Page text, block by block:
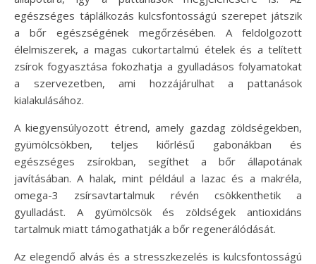
egészséges táplálkozás kulcsfontosságú szerepet játszik
a bőr egészségének megőrzésében. A feldolgozott
élelmiszerek, a magas cukortartalmú ételek és a telített
zsírok fogyasztása fokozhatja a gyulladásos folyamatokat
a szervezetben, ami hozzájárulhat a pattanások
kialakulásához.
A kiegyensúlyozott étrend, amely gazdag zöldségekben,
gyümölcsökben, teljes kiőrlésű gabonákban és
egészséges zsírokban, segíthet a bőr állapotának
javításában. A halak, mint például a lazac és a makréla,
omega-3 zsírsavtartalmuk révén csökkenthetik a
gyulladást. A gyümölcsök és zöldségek antioxidáns
tartalmuk miatt támogathatják a bőr regenerálódását.
Az elegendő alvás és a stresszkezelés is kulcsfontosságú